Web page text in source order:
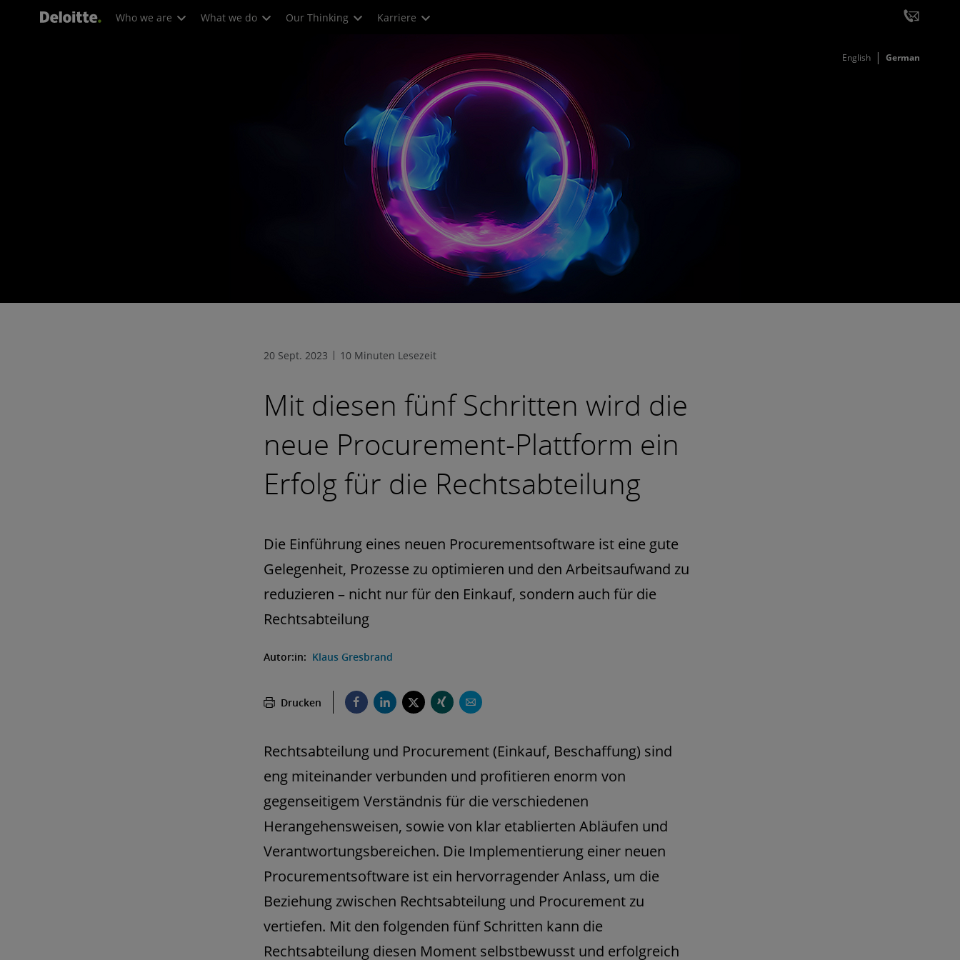
Who we are What we do Our Thinking Karriere
English German
20 Sept. 2023 10 Minuten Lesezeit
Mit diesen fünf Schritten wird die
neue Procurement-Plattform ein
Erfolg für die Rechtsabteilung
Die Einführung eines neuen Procurementsoftware ist eine gute
Gelegenheit, Prozesse zu optimieren und den Arbeitsaufwand zu
reduzieren – nicht nur für den Einkauf, sondern auch für die
Rechtsabteilung
Autor:in: Klaus Gresbrand
Drucken
Rechtsabteilung und Procurement (Einkauf, Beschaffung) sind
eng miteinander verbunden und profitieren enorm von
gegenseitigem Verständnis für die verschiedenen
Herangehensweisen, sowie von klar etablierten Abläufen und
Verantwortungsbereichen. Die Implementierung einer neuen
Procurementsoftware ist ein hervorragender Anlass, um die
Beziehung zwischen Rechtsabteilung und Procurement zu
vertiefen. Mit den folgenden fünf Schritten kann die
Rechtsabteilung diesen Moment selbstbewusst und erfolgreich